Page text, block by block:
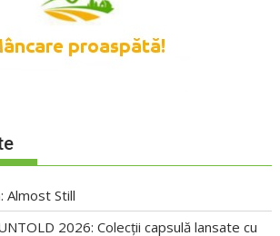
Almost Still
2026: Colecții capsulă lansate cu